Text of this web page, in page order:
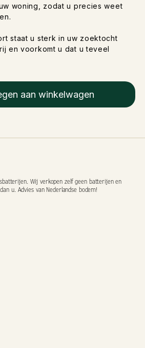
woning, zodat u precies weet
staat u sterk in uw zoektocht
en voorkomt u dat u teveel
aan winkelwagen
Wij verkopen zelf geen batterijen en
u. Advies van Nederlandse bodem!